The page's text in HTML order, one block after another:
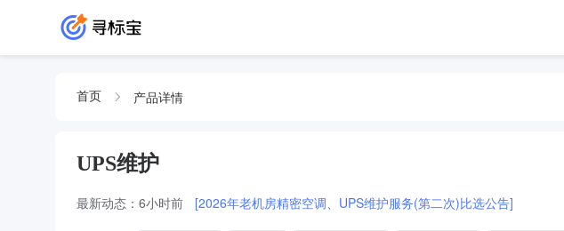
首页 产品详情
UPS维护
最新动态： 6小时前 [2026年老机房精密空调、UPS维护服务(第二次)比选公告]